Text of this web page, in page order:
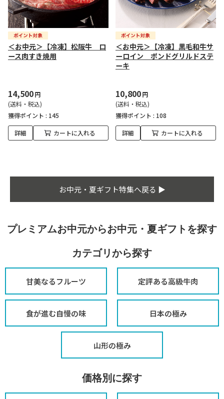
＜お中元＞【冷凍】松阪牛 ロ
ース肉すき焼用
14,500円
(送料・税込)
獲得ポイント : 145
詳細 カートに入れる
＜お中元＞【冷凍】黒毛和牛サ
ーロイン ポンドグリルドステ
ーキ
10,800円
(送料・税込)
獲得ポイント : 108
詳細 カートに入れる
お中元・夏ギフト特集へ戻る ▶
プレミアムお中元からお中元・夏ギフトを探す
カテゴリから探す
甘美なるフルーツ 定評ある高級牛肉
食が進む自慢の味 日本の極み
山形の極み
価格別に探す